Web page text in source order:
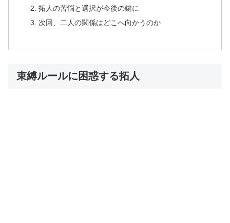
拓人の苦悩と選択が今後の鍵に
次回、二人の関係はどこへ向かうのか
束縛ルールに困惑する拓人